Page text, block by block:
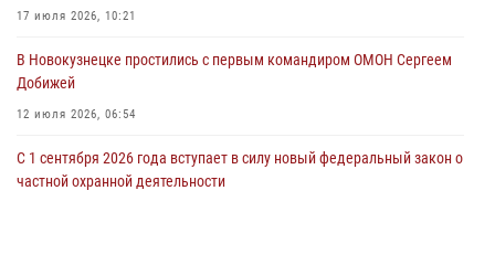
06 августа 2026, 07:16
17 июля 2026, 10:21
В Новокузнецке простились с первым командиром ОМОН Сергеем
Добижей
12 июля 2026, 06:54
С 1 сентября 2026 года вступает в силу новый федеральный закон о
частной охранной деятельности